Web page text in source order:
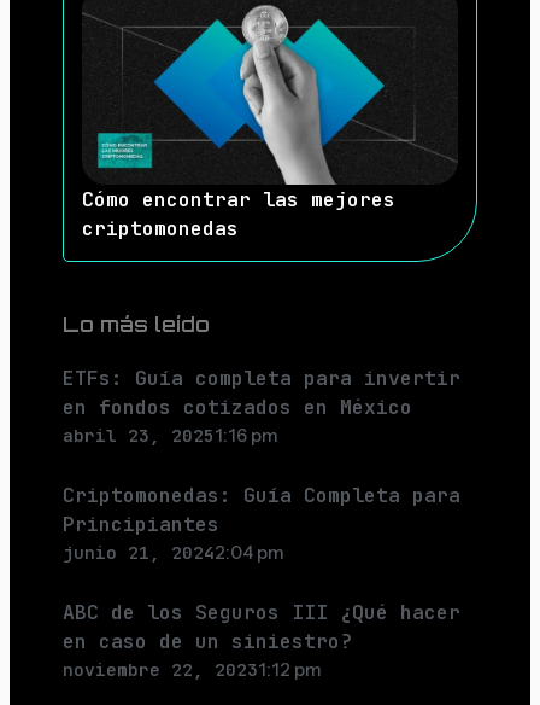
Cómo encontrar las mejores
criptomonedas
Lo más leído
ETFs: Guía completa para invertir
en fondos cotizados en México
abril 23, 20251:16 pm
Criptomonedas: Guía Completa para
Principiantes
junio 21, 20242:04 pm
ABC de los Seguros III ¿Qué hacer
en caso de un siniestro?
noviembre 22, 20231:12 pm